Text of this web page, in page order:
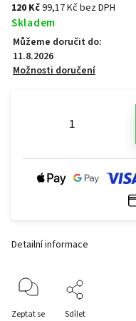
120 Kč99,17 Kč bez DPH
Skladem
Můžeme doručit do:
11.8.2026
Možnosti doručení
Detailní informace
Zeptat se Sdílet